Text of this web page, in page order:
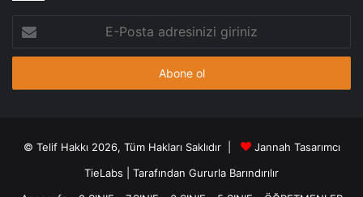
Posta
adresinizi
© Telif Hakkı 2026, Tüm Hakları Saklıdır |
Jannah Tasarımcı
TieLabs | Tarafından Gururla Barındırılır